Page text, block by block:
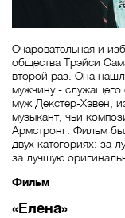
Очаровательная и
общества Трэйси
второй раз. Она
мужчину - служащего
муж Декстер-Хэвен,
музыкант, чьи
Армстронг. Фильм
двух категориях: за
за лучшую
Фильм
«Елена»